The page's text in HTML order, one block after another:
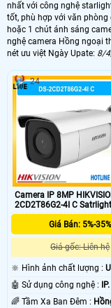
💥 Lắp Camera
1.400,000 VNĐ DS-
💙 Lắp Camera Wifi
1.700.000 VNĐ
🥈 Lắp Camera
1.700.000 VNĐ
🗺
Camera starlight mang lại
là giải pháp lắp camera
ban đêm hiệu quả hình
sát hồng ngoại trong điều
hoàn hảo hơn. 😱
nhất với công nghệ
tốt, phù hợp với văn
hoặc 1 chút ánh sáng
nghệ camera Hồng ngoại
nét ưu việt Ngày Upate: 8/
Camera IP 8MP
2CD2T86G2-4I C Satrlight
Giá Bán: 5%-35%
Giá gốc: Liên hệ
🔆 Hình ảnh chất lượng :
.
🤖️ Sử dụng công nghệ :
IP.
🌈 Tầm Xa Ban Đêm :
24